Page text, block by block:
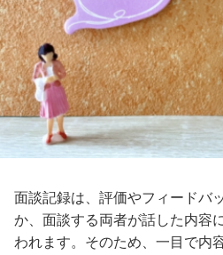
面談記録は、評価やフィードバ
か、面談する両者が話した内容
われます。そのため、一目で内